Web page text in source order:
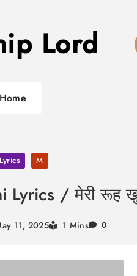
Lord
Home
M
/ मेरी रूह
11, 2025 1 Mins 0